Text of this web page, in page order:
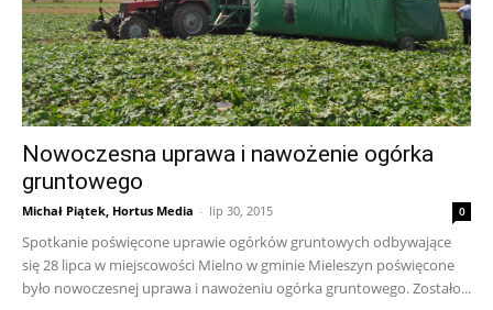
Nowoczesna uprawa i nawożenie ogórka
gruntowego
Michał Piątek, Hortus Media - lip 30, 2015 0
Spotkanie poświęcone uprawie ogórków gruntowych odbywające
się 28 lipca w miejscowości Mielno w gminie Mieleszyn poświęcone
było nowoczesnej uprawa i nawożeniu ogórka gruntowego. Zostało...